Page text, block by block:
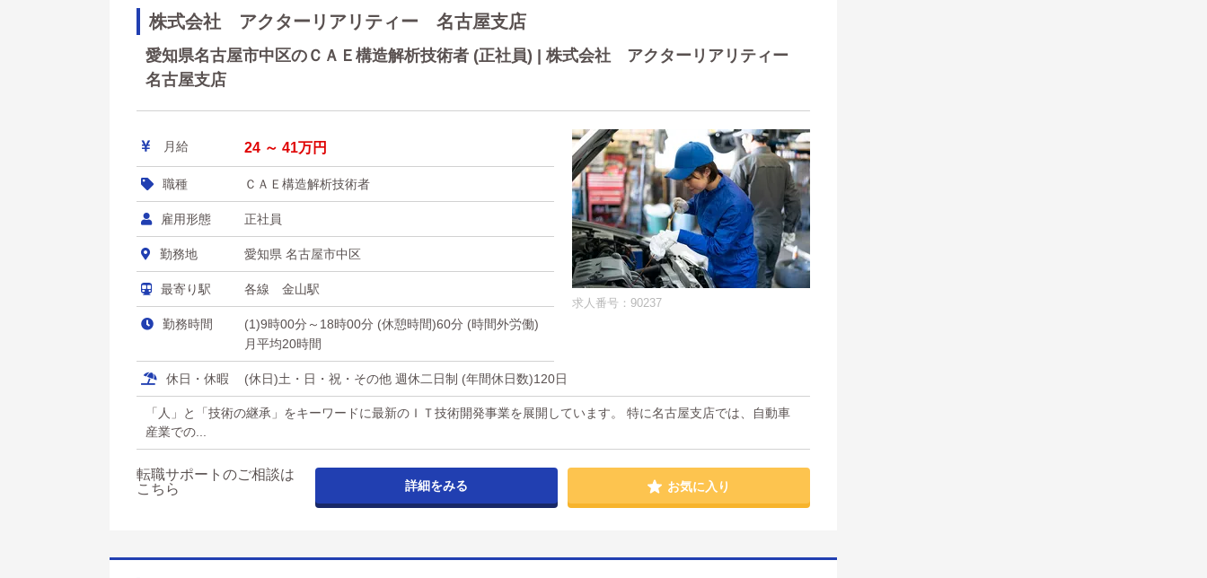
株式会社 アクターリアリティー 名古屋支店
愛知県名古屋市中区のＣＡＥ構造解析技術者 (正社員) | 株式会社 アクターリアリティー
名古屋支店
求人番号：90237
月給 24 ～ 41万円
職種 ＣＡＥ構造解析技術者
雇用形態 正社員
勤務地 愛知県 名古屋市中区
最寄り駅 各線 金山駅
勤務時間
(1)9時00分～18時00分 (休憩時間)60分 (時間外労働)
月平均20時間
休日・休暇 (休日)土・日・祝・その他 週休二日制 (年間休日数)120日
「人」と「技術の継承」をキーワードに最新のＩＴ技術開発事業を展開しています。 特に名古屋支店では、自動車
産業での...
転職サポートのご相談は
こちら
詳細をみる お気に入り